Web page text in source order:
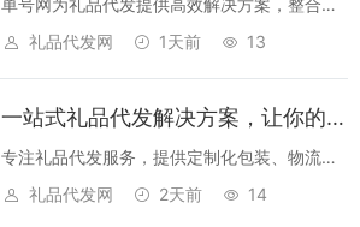
单号网为礼品代发提供高效解决方案，整合物
流资源，支持多平台发货，降低成本，提升效
礼品代发网 1天前 13
一站式礼品代发解决方案，让你的生意轻松拓展新边界
专注礼品代发服务，提供定制化包装、物流跟
踪、售后保障，助力电商、企业及创业者降低
礼品代发网 2天前 14